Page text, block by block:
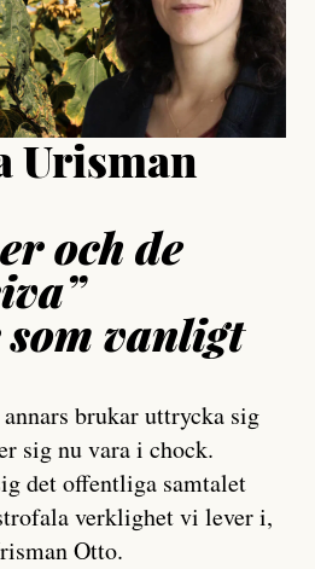
Urisman
och de
vanligt
brukar uttrycka sig
sig nu vara i chock.
det offentliga samtalet
verklighet vi lever i,
Otto.